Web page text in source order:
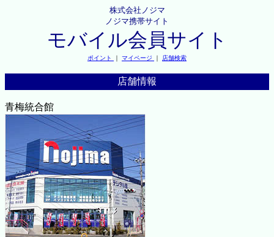
株式会社ノジマ
ノジマ携帯サイト
モバイル会員サイト
ポイント ｜ マイページ ｜ 店舗検索
店舗情報
青梅統合館